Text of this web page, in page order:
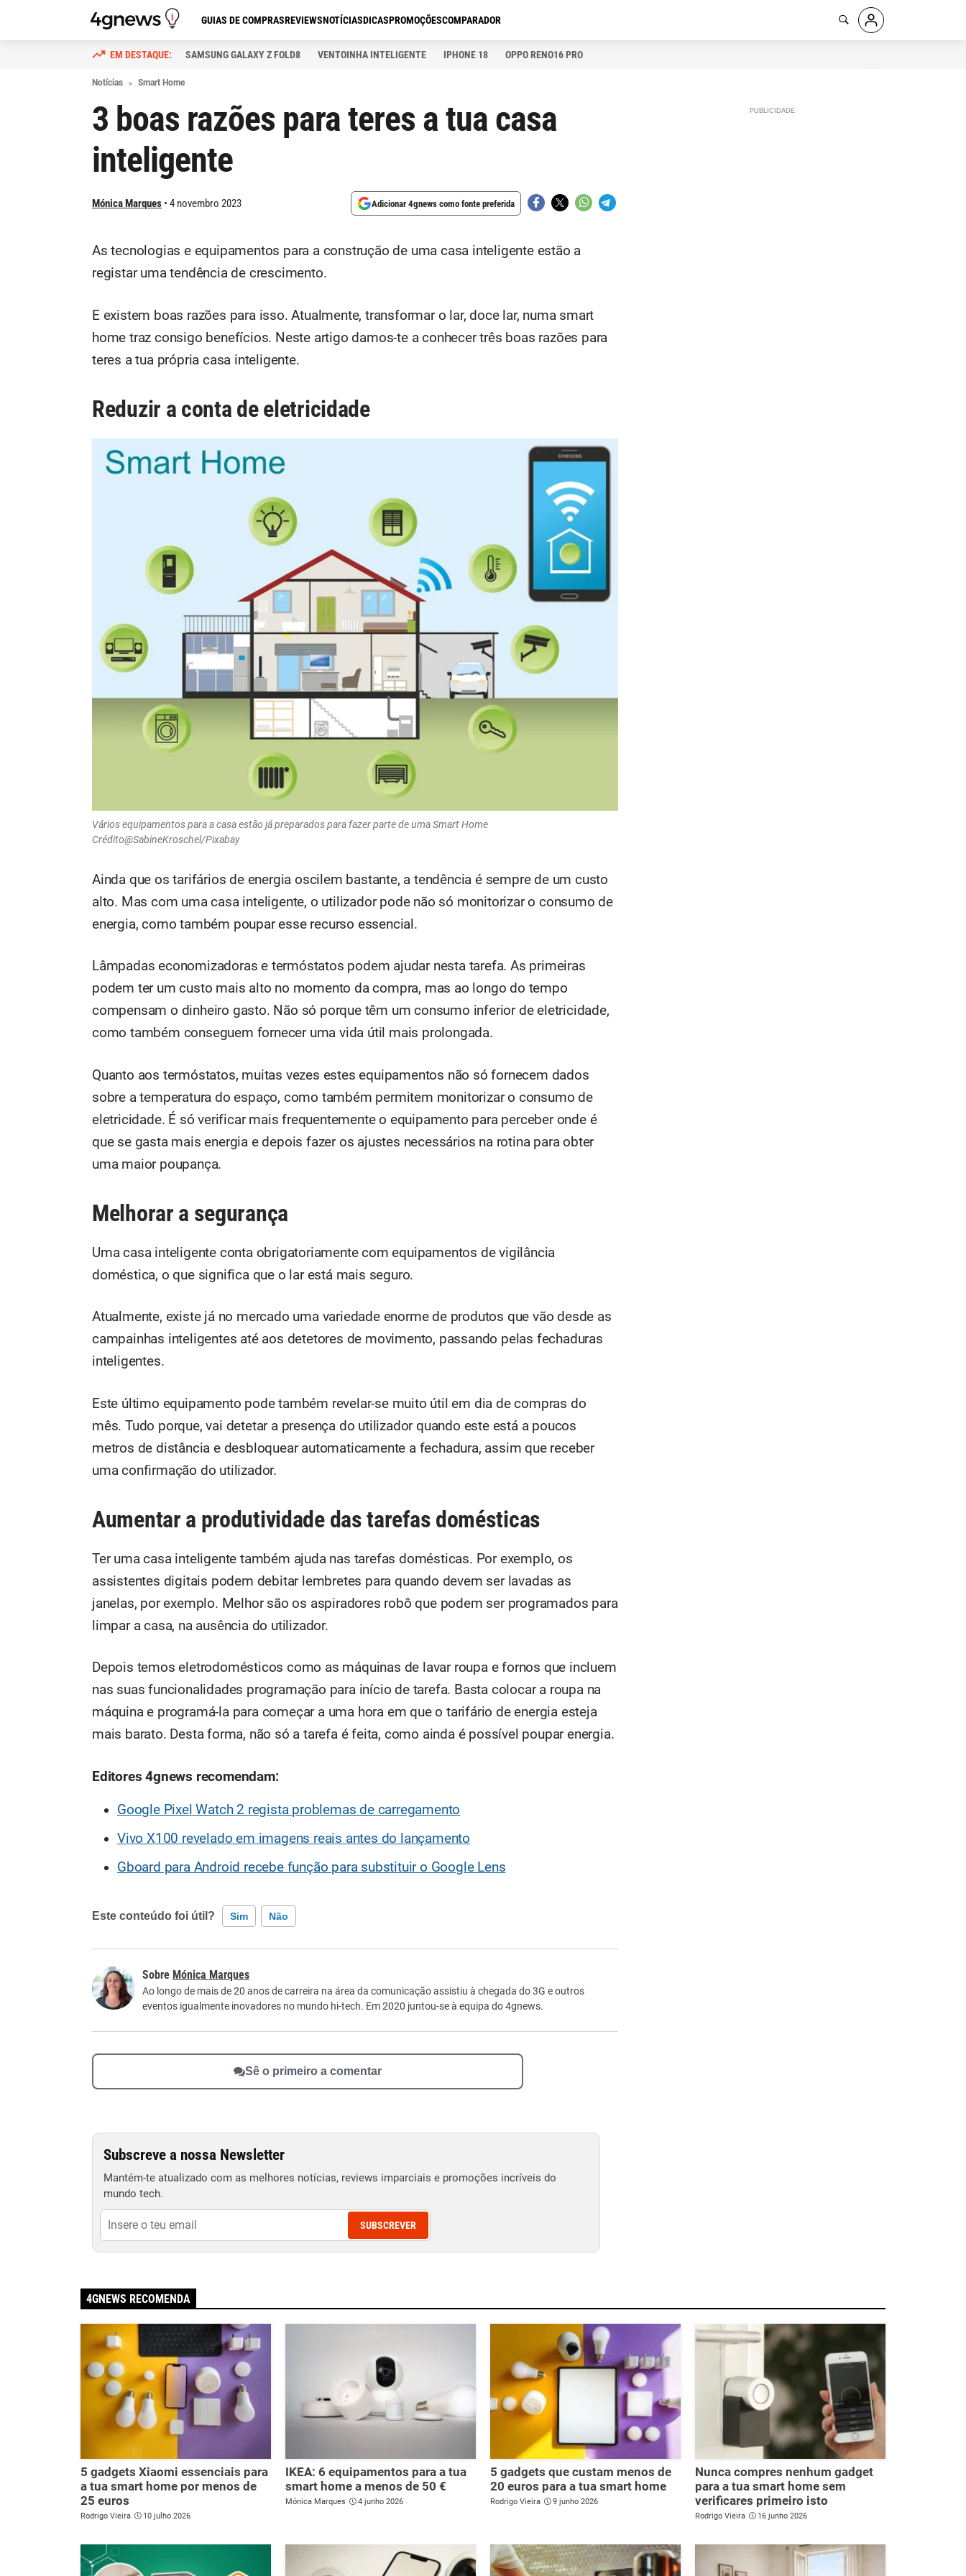
GUIAS DE COMPRASREVIEWSNOTÍCIASDICASPROMOÇÕESCOMPARADOR
SAMSUNG GALAXY Z FOLD8 VENTOINHA INTELIGENTE IPHONE 18 OPPO RENO16 PRO
Notícias Smart Home
3 boas razões para teres a tua casa
inteligente
Mónica Marques 4 novembro 2023 Adicionar 4gnews como fonte preferida
As tecnologias e equipamentos para a construção de uma casa inteligente estão a
registar uma tendência de crescimento.
E existem boas razões para isso. Atualmente, transformar o lar, doce lar, numa smart
home traz consigo benefícios. Neste artigo damos-te a conhecer três boas razões para
teres a tua própria casa inteligente.
Reduzir a conta de eletricidade
Vários equipamentos para a casa estão já preparados para fazer parte de uma Smart Home
Crédito@SabineKroschel/Pixabay
Ainda que os tarifários de energia oscilem bastante, a tendência é sempre de um custo
alto. Mas com uma casa inteligente, o utilizador pode não só monitorizar o consumo de
energia, como também poupar esse recurso essencial.
Lâmpadas economizadoras e termóstatos podem ajudar nesta tarefa. As primeiras
podem ter um custo mais alto no momento da compra, mas ao longo do tempo
compensam o dinheiro gasto. Não só porque têm um consumo inferior de eletricidade,
como também conseguem fornecer uma vida útil mais prolongada.
Quanto aos termóstatos, muitas vezes estes equipamentos não só fornecem dados
sobre a temperatura do espaço, como também permitem monitorizar o consumo de
eletricidade. É só verificar mais frequentemente o equipamento para perceber onde é
que se gasta mais energia e depois fazer os ajustes necessários na rotina para obter
uma maior poupança.
Melhorar a segurança
Uma casa inteligente conta obrigatoriamente com equipamentos de vigilância
doméstica, o que significa que o lar está mais seguro.
Atualmente, existe já no mercado uma variedade enorme de produtos que vão desde as
campainhas inteligentes até aos detetores de movimento, passando pelas fechaduras
inteligentes.
Este último equipamento pode também revelar-se muito útil em dia de compras do
mês. Tudo porque, vai detetar a presença do utilizador quando este está a poucos
metros de distância e desbloquear automaticamente a fechadura, assim que receber
uma confirmação do utilizador.
Aumentar a produtividade das tarefas domésticas
Ter uma casa inteligente também ajuda nas tarefas domésticas. Por exemplo, os
assistentes digitais podem debitar lembretes para quando devem ser lavadas as
janelas, por exemplo. Melhor são os aspiradores robô que podem ser programados para
limpar a casa, na ausência do utilizador.
Depois temos eletrodomésticos como as máquinas de lavar roupa e fornos que incluem
nas suas funcionalidades programação para início de tarefa. Basta colocar a roupa na
máquina e programá-la para começar a uma hora em que o tarifário de energia esteja
mais barato. Desta forma, não só a tarefa é feita, como ainda é possível poupar energia.
Editores 4gnews recomendam:
Google Pixel Watch 2 regista problemas de carregamento
Vivo X100 revelado em imagens reais antes do lançamento
Gboard para Android recebe função para substituir o Google Lens
Este conteúdo foi útil? Sim Não
Este conteúdo não tem a informação que procuro
Mónica Marques
Ao longo de mais de 20 anos de carreira na área da comunicação assistiu à chegada do 3G e outros
eventos igualmente inovadores no mundo hi-tech. Em 2020 juntou-se à equipa do 4gnews.
Sê o primeiro a comentar
Subscreve a nossa Newsletter
Mantém-te atualizado com as melhores notícias, reviews imparciais e promoções incríveis do
mundo tech.
SUBSCREVER
4GNEWS RECOMENDA
5 gadgets Xiaomi essenciais para
a tua smart home por menos de
25 euros
Rodrigo Vieira 10 julho 2026
IKEA: 6 equipamentos para a tua
smart home a menos de 50 €
Mónica Marques 4 junho 2026
5 gadgets que custam menos de
20 euros para a tua smart home
Rodrigo Vieira 9 junho 2026
Nunca compres nenhum gadget
para a tua smart home sem
verificares primeiro isto
Rodrigo Vieira 16 junho 2026